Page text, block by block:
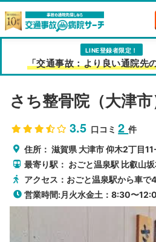
LINE登録者限定！
「交通事故：より良い通院先
さち整骨院（大津市
3.5 口コミ2件
住所：滋賀県 大津市仰木2丁目
最寄り駅： おごと温泉駅 比叡山
アクセス：おごと温泉駅から車で
営業時間:月火水金土：8:30〜